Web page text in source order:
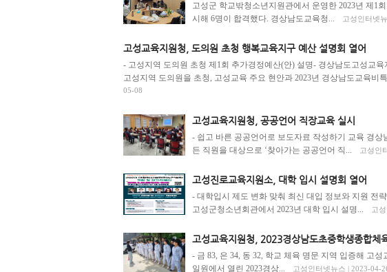
고성군 학교밖청소년지원관에서 운영한 2023년 제1
시해 6명이 합격했다. 경상남도교육청...
고성인터넷
고성교육지원청, 도의원 초청 행복교육지구 예산 설명회 열어
- 고성지역 도의원 초청 제1회 추가경정예산(안) 설명- 경상남도고성교
고성지역 도의원을 초청, 고성교육 주요 현안과 2023년 경상남도교육비
05-08
고성교육지원청, 공공언어 직장교육 실시
- 쉽고 바른 공공언어로 보도자료 작성하기 교육 경
든 직원을 대상으로 ‘찾아가는 공공언어 직...
고성인
고성진로교육지원소, 대학 입시 설명회 열어
- 대학입시 제도 변화 맞춰 최신 대입 정보와 지원 전
고성군청소년회관에서 2023년 대학 입시 설명...
고
고성교육지원청, 2023경상남도초중학생종합체
- 금 83, 은 34, 동 32, 학교 체육 명문 지역 입증해 고
일원에서 열린 2023경상...
고성인터넷뉴스 | 2023-04-